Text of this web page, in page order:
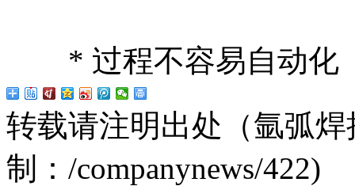
* 过程不容易自动化
转载请注明出处（氩弧
制： /companynews/422)